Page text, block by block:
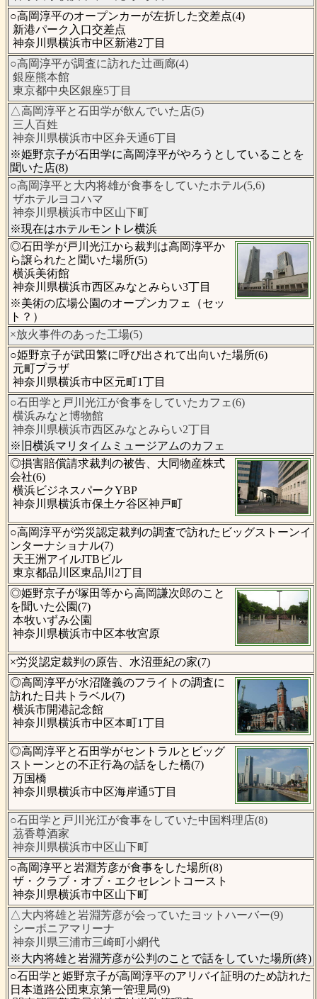
○高岡淳平のオープンカーが左折した交差点(4)
新港パーク入口交差点
神奈川県横浜市中区新港2丁目
○高岡淳平が調査に訪れた辻画廊(4)
銀座熊本館
東京都中央区銀座5丁目
△高岡淳平と石田学が飲んでいた店(5)
三人百姓
神奈川県横浜市中区弁天通6丁目
※姫野京子が石田学に高岡淳平がやろうとしていることを
聞いた店(8)
○高岡淳平と大内将雄が食事をしていたホテル(5,6)
ザホテルヨコハマ
神奈川県横浜市中区山下町
※現在はホテルモントレ横浜
◎石田学が戸川光江から裁判は高岡淳平か
ら譲られたと聞いた場所(5)
横浜美術館
神奈川県横浜市西区みなとみらい3丁目
※美術の広場公園のオープンカフェ（セッ
ト？）
×放火事件のあった工場(5)
○姫野京子が武田繁に呼び出されて出向いた場所(6)
元町プラザ
神奈川県横浜市中区元町1丁目
○石田学と戸川光江が食事をしていたカフェ(6)
横浜みなと博物館
神奈川県横浜市西区みなとみらい2丁目
※旧横浜マリタイムミュージアムのカフェ
◎損害賠償請求裁判の被告、大同物産株式
会社(6)
横浜ビジネスパークYBP
神奈川県横浜市保土ケ谷区神戸町
○高岡淳平が労災認定裁判の調査で訪れたビッグストーンイ
ンターナショナル(7)
天王洲アイルJTBビル
東京都品川区東品川2丁目
◎姫野京子が塚田等から高岡謙次郎のこと
を聞いた公園(7)
本牧いずみ公園
神奈川県横浜市中区本牧宮原
×労災認定裁判の原告、水沼亜紀の家(7)
◎高岡淳平が水沼隆義のフライトの調査に
訪れた日共トラベル(7)
横浜市開港記念館
神奈川県横浜市中区本町1丁目
◎高岡淳平と石田学がセントラルとビッグ
ストーンとの不正行為の話をした橋(7)
万国橋
神奈川県横浜市中区海岸通5丁目
○石田学と戸川光江が食事をしていた中国料理店(8)
茘香尊酒家
神奈川県横浜市中区山下町
○高岡淳平と岩淵芳彦が食事をした場所(8)
ザ・クラブ・オブ・エクセレントコースト
神奈川県横浜市中区山下町
△大内将雄と岩淵芳彦が会っていたヨットハーバー(9)
シーボニアマリーナ
神奈川県三浦市三崎町小網代
※大内将雄と岩淵芳彦が公判のことで話をしていた場所(終)
○石田学と姫野京子が高岡淳平のアリバイ証明のため訪れた
日本道路公団東京第一管理局(9)